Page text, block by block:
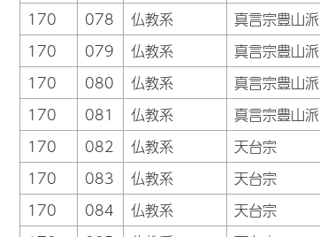
170
078 仏教系 真言宗豊山派
170
079 仏教系 真言宗豊山派
170
080 仏教系 真言宗豊山派
170
081 仏教系 真言宗豊山派
170
082 仏教系 天台宗
170
083 仏教系 天台宗
170
084 仏教系 天台宗